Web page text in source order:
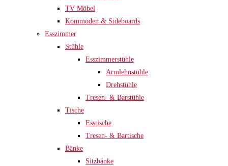
TV Möbel
Kommoden & Sideboards
Esszimmer
Stühle
Esszimmerstühle
Armlehnstühle
Drehstühle
Tresen- & Barstühle
Tische
Esstische
Tresen- & Bartische
Bänke
Sitzbänke